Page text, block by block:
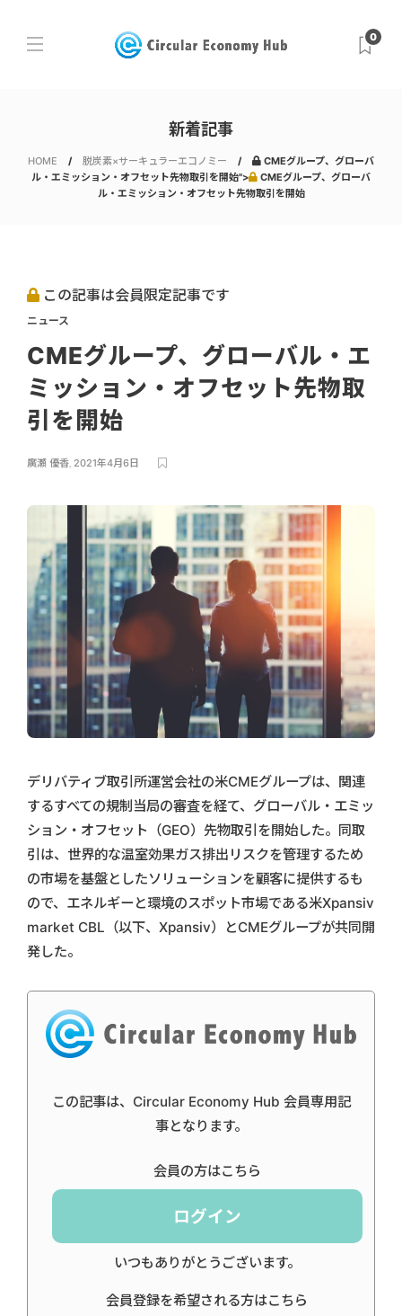
0
新着記事
HOME 脱炭素×サーキュラーエコノミー
CMEグループ、グローバ
ル・エミッション・オフセット先物取引を開始">
CMEグループ、グローバ
ル・エミッション・オフセット先物取引を開始
この記事は会員限定記事です
ニュース
CMEグループ、グローバル・エ
ミッション・オフセット先物取
引を開始
廣瀬 優香, 2021年4月6日
デリバティブ取引所運営会社の米CMEグループは、関連
するすべての規制当局の審査を経て、グローバル・エミッ
ション・オフセット（GEO）先物取引を開始した。同取
引は、世界的な温室効果ガス排出リスクを管理するため
の市場を基盤としたソリューションを顧客に提供するも
ので、エネルギーと環境のスポット市場である米Xpansiv
market CBL（以下、Xpansiv）とCMEグループが共同開
発した。
この記事は、Circular Economy Hub 会員専用記
事となります。
会員の方はこちら
ログイン
いつもありがとうございます。
会員登録を希望される方はこちら